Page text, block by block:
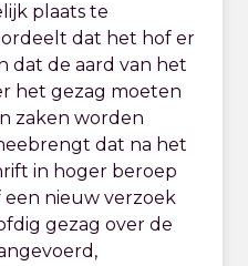
plaats te
dat het hof er
dat de aard van het
het gezag moeten
zaken worden
dat na het
in hoger beroep
nieuw verzoek
gezag over de